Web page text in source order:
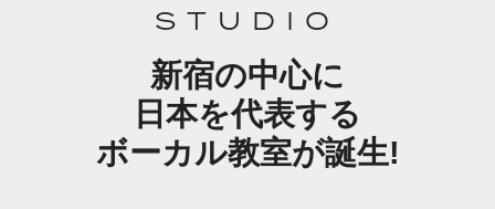
STUDIO
新宿の中心に
日本を代表する
ボーカル教室が誕生!